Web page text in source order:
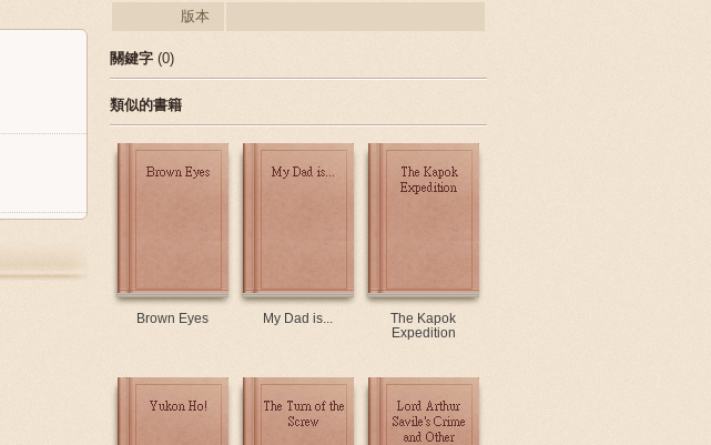
版本
關鍵字 (0)
類似的書籍
Brown Eyes My Dad is...
The Kapok
Expedition